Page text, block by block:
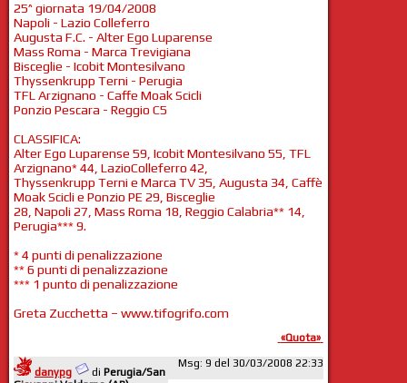
25^ giornata 19/04/2008
Napoli - Lazio Colleferro
Augusta F.C. - Alter Ego Luparense
Mass Roma - Marca Trevigiana
Bisceglie - Icobit Montesilvano
Thyssenkrupp Terni - Perugia
TFL Arzignano - Caffe Moak Scicli
Ponzio Pescara - Reggio C5
CLASSIFICA:
Alter Ego Luparense 59, Icobit Montesilvano 55, TFL
Arzignano* 44, LazioColleferro 42,
Thyssenkrupp Terni e Marca TV 35, Augusta 34, Caffè
Moak Scicli e Ponzio PE 29, Bisceglie
28, Napoli 27, Mass Roma 18, Reggio Calabria** 14,
Perugia*** 9.
* 4 punti di penalizzazione
** 6 punti di penalizzazione
*** 1 punto di penalizzazione
Greta Zucchetta – www.tifogrifo.com
«Quota»
danypg di Perugia/San
Msg: 9 del 30/03/2008 22:33